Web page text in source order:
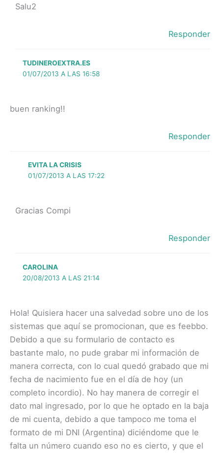
Salu2
Responder
TUDINEROEXTRA.ES
01/07/2013 A LAS 16:58
buen ranking!!
Responder
EVITA LA CRISIS
01/07/2013 A LAS 17:22
Gracias Compi
Responder
CAROLINA
20/08/2013 A LAS 21:14
Hola! Quisiera hacer una salvedad sobre uno de los
sistemas que aquí se promocionan, que es feebbo.
Debido a que su formulario de contacto es
bastante malo, no pude grabar mi información de
manera correcta, con lo cual quedó grabado que mi
fecha de nacimiento fue en el día de hoy (un
completo incordio). No hay manera de corregir el
dato mal ingresado, por lo que he optado en la baja
de mi cuenta, debido a que tampoco me toma el
formato de mi DNI (Argentina) diciéndome que le
falta un número cuando eso no es cierto, y que el